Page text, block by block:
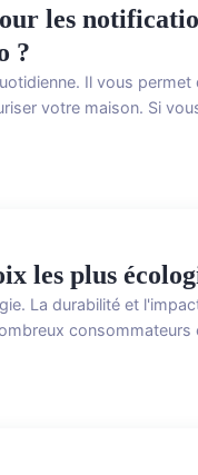
les
?
Il vous
votre maison. Si
les plus
La durabilité et